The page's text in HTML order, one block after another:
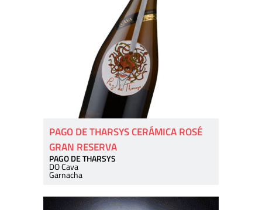
PAGO DE THARSYS CERÁMICA ROSÉ
GRAN RESERVA
PAGO DE THARSYS
DO Cava
Garnacha